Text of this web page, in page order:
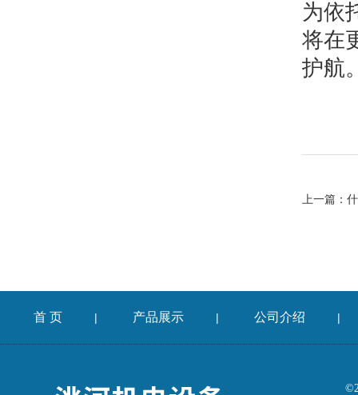
为依
将在
护航
上一篇：
首 页 | 产品展示 | 公司介绍 |